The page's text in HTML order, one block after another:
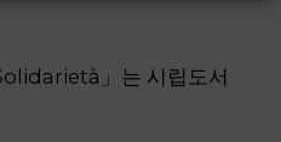
」는 시립도서